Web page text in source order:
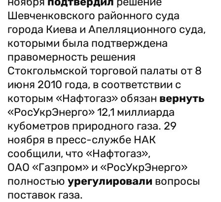
Шевченковского районного суда
города Киева и Апелляционного суда,
которыми была подтверждена
правомерность решения
Стокгольмской торговой палаты от 8
июня 2010 года, в соответствии с
которым «Нафтогаз» обязан вернуть
«РосУкрЭнерго» 12,1 миллиарда
кубометров природного газа. 29
ноября в пресс-службе НАК
сообщили, что «Нафтогаз»,
ОАО «Газпром» и «РосУкрЭнерго»
полностью урегулировали вопросы
поставок газа.